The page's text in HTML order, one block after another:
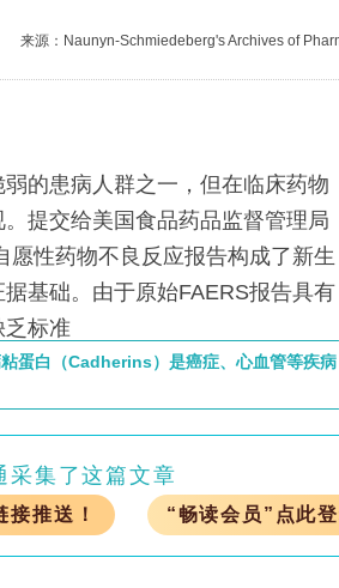
来源：Naunyn-Schmiedeberg's Archives of
患病人群之一，但在临床药物
提交给美国食品药品监督管理局
性药物不良反应报告构成了新生
基础。由于原始FAERS报告具有
乏标准
蛋白（Cadherins）是癌症、心血管等疾病
采集了这篇文章
推送！ “畅读会员”点此